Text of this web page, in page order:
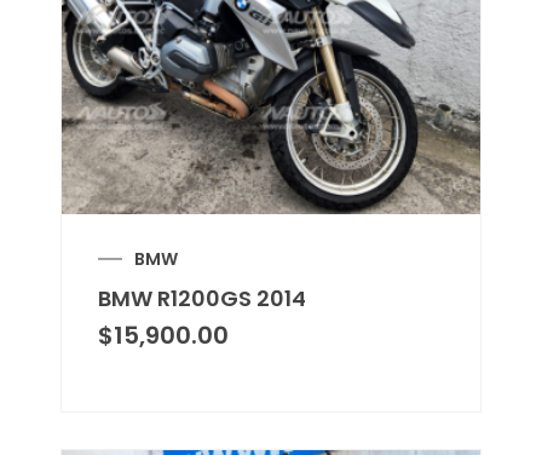
BMW
BMW R1200GS 2014
$15,900.00